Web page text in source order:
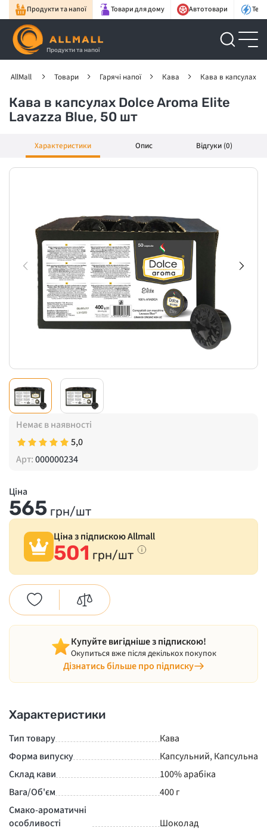
Продукти та напої Товари для дому Автотовари
Продукти та напої
AllMall Товари Гарячі напої Кава Кава в капсулах
Кава в капсулах Dolce Aroma Elite
Lavazza Blue, 50 шт
Характеристики Опис Відгуки (0)
Немає в наявності
5,0
Арт:000000234
Ціна
565 грн/шт
Ціна з підпискою Allmall
501 грн/шт
Купуйте вигідніше з підпискою!
Окупиться вже після декількох покупок
Дізнатись більше про підписку
Характеристики
Тип товару
Кава
Форма випуску
Капсульний,Капсульна
Склад кави
100% арабіка
Вага/Об'єм
400 г
Смако-ароматичні
особливості
Шоколад